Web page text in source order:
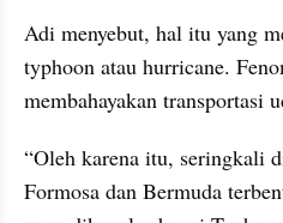
Adi menyebut, hal itu yang
typhoon atau hurricane.
membahayakan transportasi
“Oleh karena itu, seringkali
Formosa dan Bermuda